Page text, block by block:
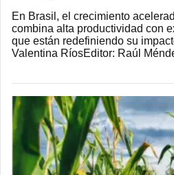
En Brasil, el crecimiento
combina alta productividad con
que están redefiniendo su
Valentina RíosEditor: Raúl